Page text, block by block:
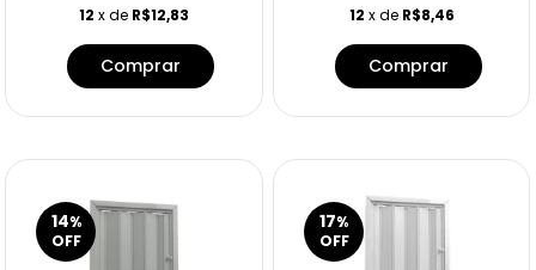
12 x de R$12,83 12 x de R$8,46
14%
OFF
17%
OFF